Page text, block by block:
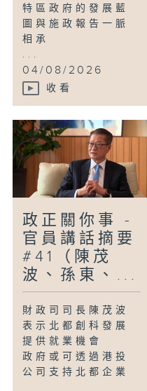
特區政府的發展藍
圖與施政報告一脈
相承
...
04/08/2026
收看
政正關你事 -
官員講話摘要
#41（陳茂
波、孫東、...
財政司司長陳茂波
表示北都創科發展
提供就業機會
政府或可透過港投
公司支持北都企業